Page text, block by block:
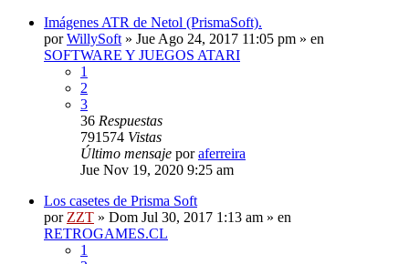
Imágenes ATR de Netol (PrismaSoft).
porWillySoft » Jue Ago 24, 2017 11:05 pm » en
SOFTWARE Y JUEGOS ATARI
1
2
3
36 Respuestas
791574 Vistas
Último mensaje poraferreira
Jue Nov 19, 2020 9:25 am
Los casetes de Prisma Soft
por ZZT » Dom Jul 30, 2017 1:13 am » en
RETROGAMES.CL
1